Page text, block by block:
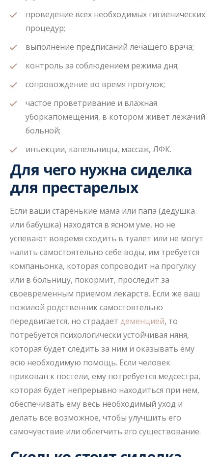
проведение всех необходимых гигиенических
процедур;
выполнение предписаний лечащего врача;
контроль за соблюдением режима дня;
сопровождение во время прогулок;
частое проветривание и влажная
уборкапомещения, в котором живет лежачий
больной;
инъекции, капельницы, массаж, ЛФК.
Для чего нужна сиделка
для престарелых
Если ваши старенькие мама или папа (дедушка
или бабушка) находятся в ясном уме, но не
успевают вовремя сходить в туалет или не могут
налить самостоятельно себе воды, им требуется
компаньонка, которая сопроводит на прогулку
или в больницу, покормит, проследит за
своевременным приемом лекарств. Если же ваш
пожилой родственник самостоятельно
передвигается, но страдает деменцией, то
потребуется психологически устойчивая няня,
которая будет следить за ним и оказывать ему
всю необходимую помощь. Если человек
прикован к постели, ему потребуется медсестра,
которая будет непрерывно находиться при нем,
обеспечивать ему весь необходимый уход и
делать все возможное, чтобы улучшить его
самочувствие или облегчить его существование.